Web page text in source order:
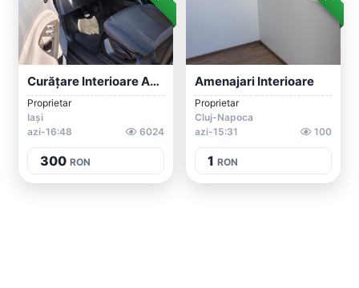
Curățare Interioare Auto Si Canapele&Jo
Proprietar
Iași
azi-16:48
6024
300 RON
Amenajari Interioare
Proprietar
Cluj-Napoca
azi-15:31
100
1 RON